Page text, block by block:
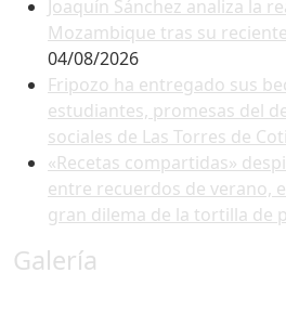
Joaquín Sánchez analiza la
Mozambique tras su
04/08/2026
Fripozo ha entregado sus
estudiantes, promesas del
sociales de Las Torres de
«Recetas compartidas»
entre recuerdos de verano,
gran dilema de la tortilla de
Galería